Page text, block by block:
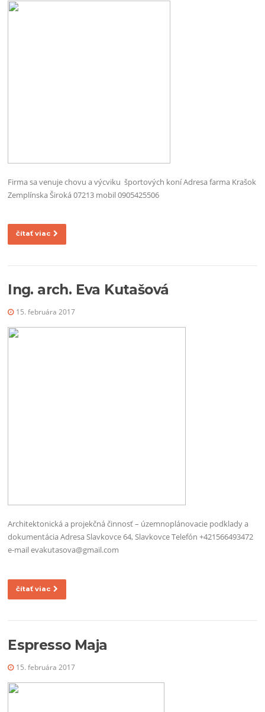
Firma sa venuje chovu a výcviku športových koní Adresa farma Krašok
Zemplínska Široká 07213 mobil 0905425506
čítať viac
Ing. arch. Eva Kutašová
15. februára 2017
Architektonická a projekčná činnosť – územnoplánovacie podklady a
dokumentácia Adresa Slavkovce 64, Slavkovce Telefón +421566493472
e-mail evakutasova@gmail.com
čítať viac
Espresso Maja
15. februára 2017